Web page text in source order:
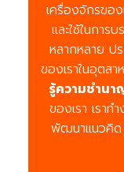
เครื่องจักรของ
และใช้ในการ
หลากหลาย ป
ของเราในอุตสา
รู้ความชำน
ของเรา เรา
พัฒนาแนวคิด